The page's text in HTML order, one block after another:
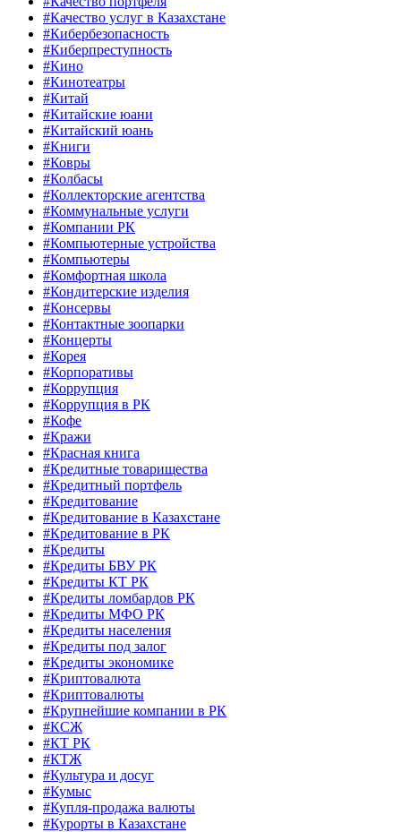
#Качество услуг в Казахстане
#Кибербезопасность
#Киберпреступность
#Кино
#Кинотеатры
#Китай
#Китайские юани
#Китайский юань
#Книги
#Ковры
#Колбасы
#Коллекторские агентства
#Коммунальные услуги
#Компании РК
#Компьютерные устройства
#Компьютеры
#Комфортная школа
#Кондитерские изделия
#Консервы
#Контактные зоопарки
#Концерты
#Корея
#Корпоративы
#Коррупция
#Коррупция в РК
#Кофе
#Кражи
#Красная книга
#Кредитные товарищества
#Кредитный портфель
#Кредитование
#Кредитование в Казахстане
#Кредитование в РК
#Кредиты
#Кредиты БВУ РК
#Кредиты КТ РК
#Кредиты ломбардов РК
#Кредиты МФО РК
#Кредиты населения
#Кредиты под залог
#Кредиты экономике
#Криптовалюта
#Криптовалюты
#Крупнейшие компании в РК
#КСЖ
#КТ РК
#КТЖ
#Культура и досуг
#Кумыс
#Купля-продажа валюты
#Курорты в Казахстане